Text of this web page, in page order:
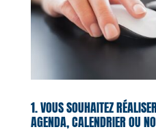
1. VOUS SOUHAITEZ
AGENDA, CALENDRIER OU